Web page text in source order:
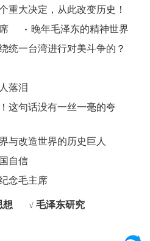
重大决定，从此改变历史！
晚年毛泽东的精神世界
统一台湾进行对美斗争的？
落泪
这句话没有一丝一毫的夸
与改造世界的历史巨人
自信
念毛主席
想 √ 毛泽东研究